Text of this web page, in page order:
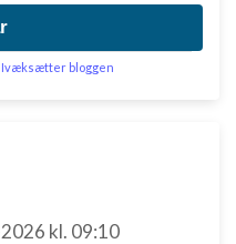
Ivæksætter bloggen
kl. 09:10